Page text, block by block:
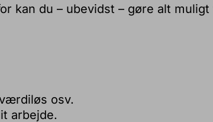
kan du – ubevidst – gøre alt muligt
osv.
arbejde.